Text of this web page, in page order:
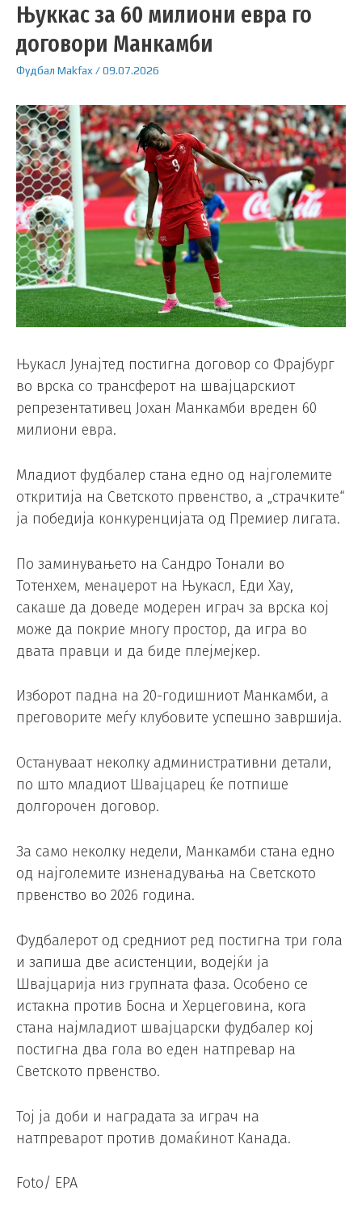
Њуккас за 60 милиони евра го
договори Манкамби
Фудбал Makfax /09.07.2026
Њукасл Јунајтед постигна договор со Фрајбург
во врска со трансферот на швајцарскиот
репрезентативец Јохан Манкамби вреден 60
милиони евра.
Младиот фудбалер стана едно од најголемите
откритија на Светското првенство, а „страчките“
ја победија конкуренцијата од Премиер лигата.
По заминувањето на Сандро Тонали во
Тотенхем, менаџерот на Њукасл, Еди Хау,
сакаше да доведе модерен играч за врска кој
може да покрие многу простор, да игра во
двата правци и да биде плејмејкер.
Изборот падна на 20-годишниот Манкамби, а
преговорите меѓу клубовите успешно завршија.
Остануваат неколку административни детали,
по што младиот Швајцарец ќе потпише
долгорочен договор.
За само неколку недели, Манкамби стана едно
од најголемите изненадувања на Светското
првенство во 2026 година.
Фудбалерот од средниот ред постигна три гола
и запиша две асистенции, водејќи ја
Швајцарија низ групната фаза. Особено се
истакна против Босна и Херцеговина, кога
стана најмладиот швајцарски фудбалер кој
постигна два гола во еден натпревар на
Светското првенство.
Тој ја доби и наградата за играч на
натпреварот против домаќинот Канада.
Foto/ EPA